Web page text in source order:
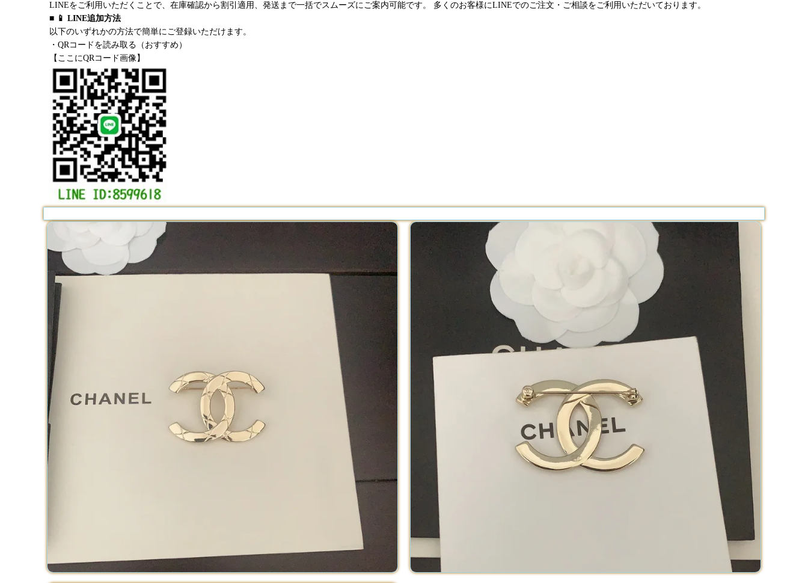
LINEをご利用いただくことで、在庫確認から割引適用、発送まで一括でスムーズにご案内可能です。 多くのお客様にLINEでのご注文・ご相談をご利用いただいております。
■ 📱 LINE追加方法
以下のいずれかの方法で簡単にご登録いただけます。
・QRコードを読み取る（おすすめ）
【ここにQRコード画像】